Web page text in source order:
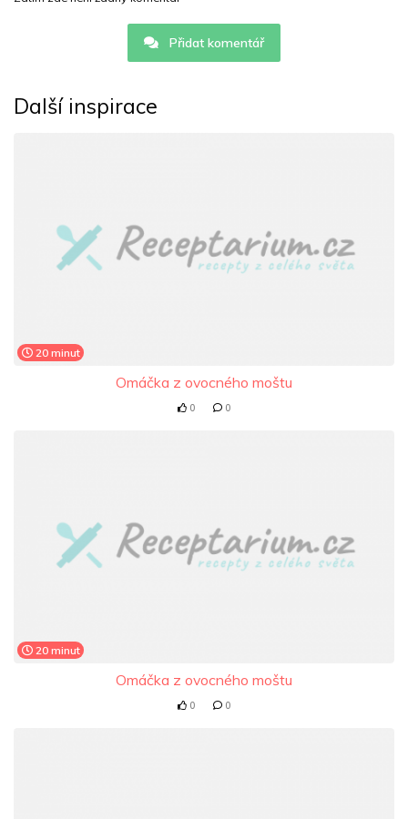
Přidat komentář
Další inspirace
20 minut
Omáčka z ovocného moštu
0 0
20 minut
Omáčka z ovocného moštu
0 0